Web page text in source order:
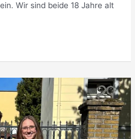
Wir sind beide 18 Jahre alt